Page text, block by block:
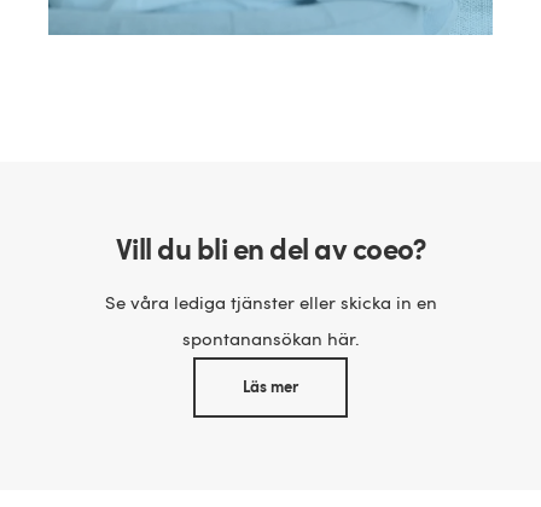
Vill du bli en del av coeo?
Se våra lediga tjänster eller skicka in en
spontanansökan här.
Läs mer